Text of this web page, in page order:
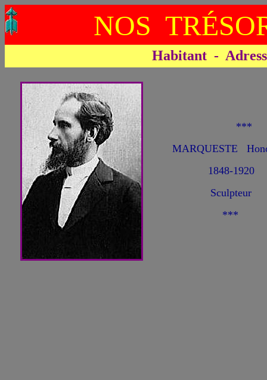
NOS
Habitant -
MARQUESTE
1848-1920
Sculpteur
***